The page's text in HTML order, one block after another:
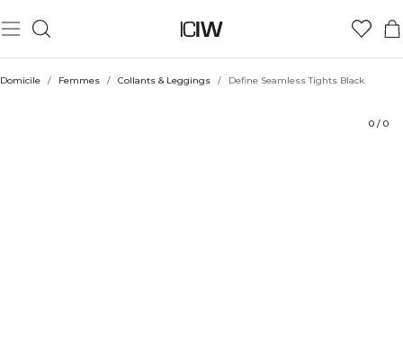
Domicile / Femmes / Collants & Leggings / Define Seamless Tights Black
0 / 0